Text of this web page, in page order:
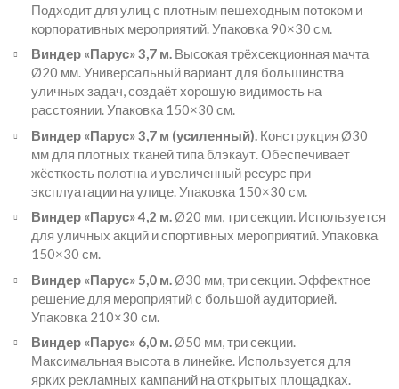
Подходит для улиц с плотным пешеходным потоком и
корпоративных мероприятий. Упаковка 90×30 см.
Виндер «Парус» 3,7 м. Высокая трёхсекционная мачта
Ø20 мм. Универсальный вариант для большинства
уличных задач, создаёт хорошую видимость на
расстоянии. Упаковка 150×30 см.
Виндер «Парус» 3,7 м (усиленный). Конструкция Ø30
мм для плотных тканей типа блэкаут. Обеспечивает
жёсткость полотна и увеличенный ресурс при
эксплуатации на улице. Упаковка 150×30 см.
Виндер «Парус» 4,2 м.Ø20 мм, три секции. Используется
для уличных акций и спортивных мероприятий. Упаковка
150×30 см.
Виндер «Парус» 5,0 м.Ø30 мм, три секции. Эффектное
решение для мероприятий с большой аудиторией.
Упаковка 210×30 см.
Виндер «Парус» 6,0 м.Ø50 мм, три секции.
Максимальная высота в линейке. Используется для
ярких рекламных кампаний на открытых площадках.